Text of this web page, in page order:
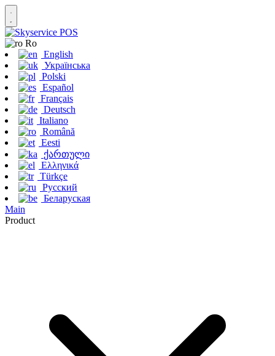
Ro
English
Українська
Polski
Español
Français
Deutsch
Italiano
Română
Eesti
ქართული
Ελληνικά
Türkçe
Русский
Беларуская
Main
Product